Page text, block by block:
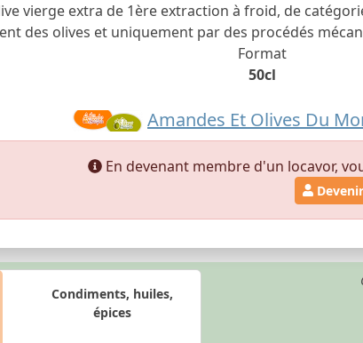
vierge extra de 1ère extraction à froid, de
des olives et uniquement par des procédés
Format
50cl
Amandes Et Olives Du
En devenant membre d'un locavor,
Condiments, huiles,
épices